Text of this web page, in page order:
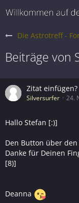
Die Astrotreff -
Beiträge von
Zitat einfügen?
Silversurfer 24.
Hallo Stefan [:)]
Den Button über
Danke für Deinen
[8)]
Deanna